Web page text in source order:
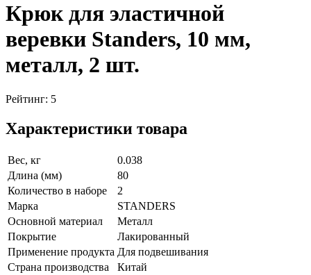
Крюк для эластичной
веревки Standers, 10 мм,
металл, 2 шт.
Рейтинг: 5
Характеристики товара
Вес, кг
0.038
Длина (мм)
80
Количество в наборе
2
Марка
STANDERS
Основной материал
Металл
Покрытие
Лакированный
Применение продукта Для подвешивания
Страна производства
Китай